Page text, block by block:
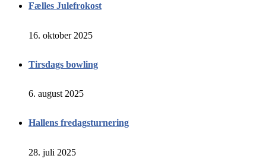
Fælles Julefrokost
16. oktober 2025
Tirsdags bowling
6. august 2025
Hallens fredagsturnering
28. juli 2025